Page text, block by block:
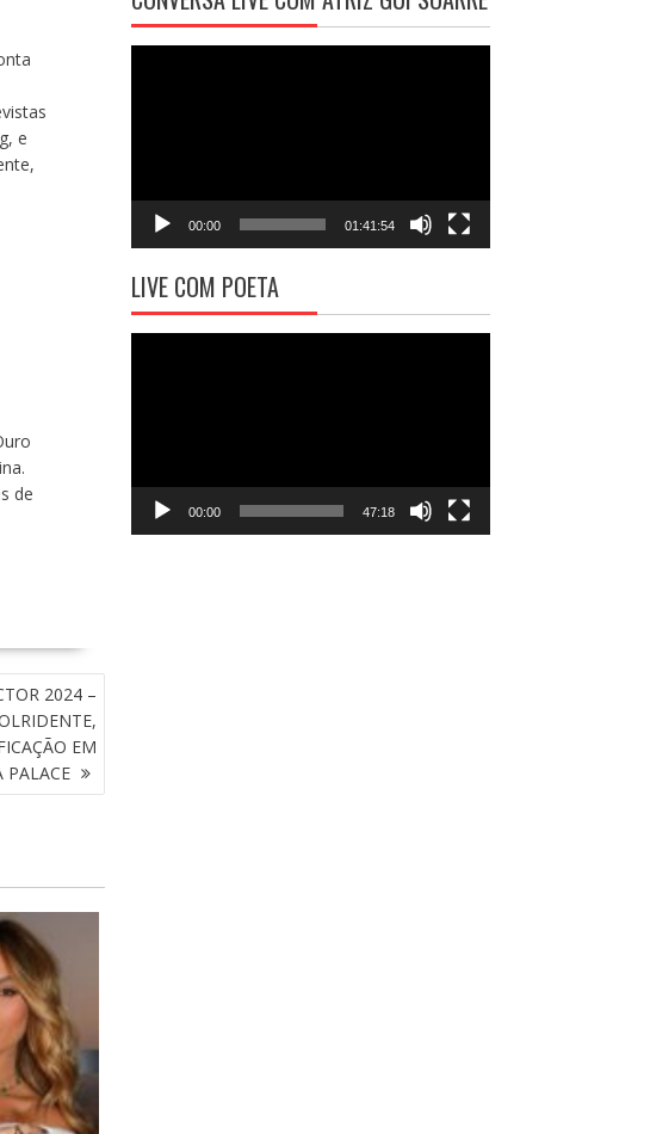
e
de
2024 –
EM
PALACE
00:00 01:41:54
LIVE COM POETA
00:00 47:18